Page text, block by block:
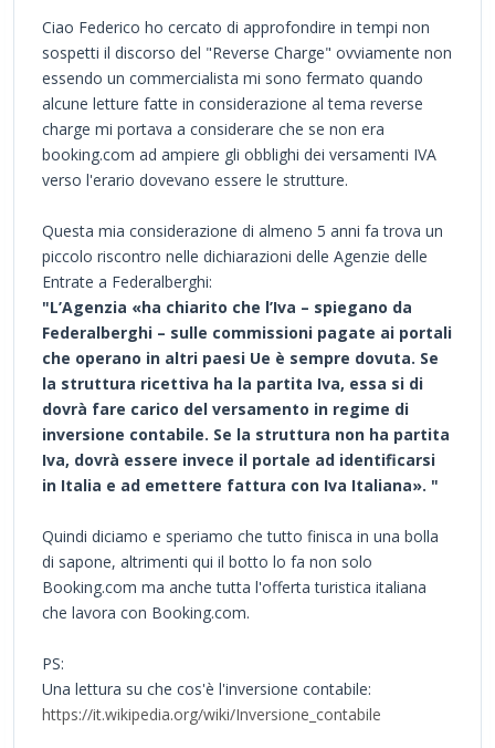
Ciao Federico ho cercato di approfondire in tempi non
sospetti il discorso del "Reverse Charge" ovviamente non
essendo un commercialista mi sono fermato quando
alcune letture fatte in considerazione al tema reverse
charge mi portava a considerare che se non era
booking.com ad ampiere gli obblighi dei versamenti IVA
verso l'erario dovevano essere le strutture.
Questa mia considerazione di almeno 5 anni fa trova un
piccolo riscontro nelle dichiarazioni delle Agenzie delle
Entrate a Federalberghi:
"L’Agenzia «ha chiarito che l’Iva – spiegano da
Federalberghi – sulle commissioni pagate ai portali
che operano in altri paesi Ue è sempre dovuta. Se
la struttura ricettiva ha la partita Iva, essa si di
dovrà fare carico del versamento in regime di
inversione contabile. Se la struttura non ha partita
Iva, dovrà essere invece il portale ad identificarsi
in Italia e ad emettere fattura con Iva Italiana». "
Quindi diciamo e speriamo che tutto finisca in una bolla
di sapone, altrimenti qui il botto lo fa non solo
Booking.com ma anche tutta l'offerta turistica italiana
che lavora con Booking.com.
PS:
Una lettura su che cos'è l'inversione contabile:
https://it.wikipedia.org/wiki/Inversione_contabile